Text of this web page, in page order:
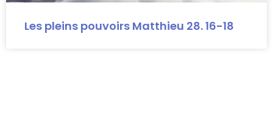
Les pleins pouvoirs Matthieu 28. 16-18